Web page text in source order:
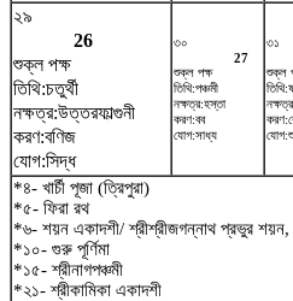
২৯
26
শুক্ল পক্ষ
তিথি:চতুর্থী
নক্ষত্র:উত্তরফাল্গুনী
করণ:বণিজ
যোগ:সিদ্ধ
৩০
27
শুক্ল পক্ষ
তিথি:পঞ্চমী
নক্ষত্র:হস্তা
করণ:বব
যোগ:সাধ্য
৩১
শুক্ল
*৪- খার্চী পূজা (ত্রিপুরা)
*৫- ফিরা রথ
*৬- শয়ন একাদশী/ শ্রীশ্রীজগন্নাথ প্রভুর শয়ন,
*১০- গুরু পূর্ণিমা
*১৫- শ্রীনাগপঞ্চমী
*২১- শ্রীকামিকা একাদশী